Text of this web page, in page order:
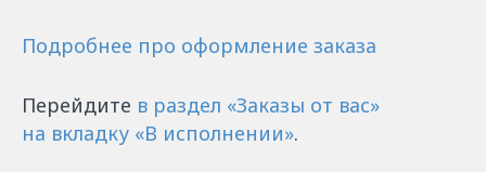
Подробнее про оформление заказа
Перейдите в раздел «‎Заказы от вас»
на вкладку «‎В исполнении».